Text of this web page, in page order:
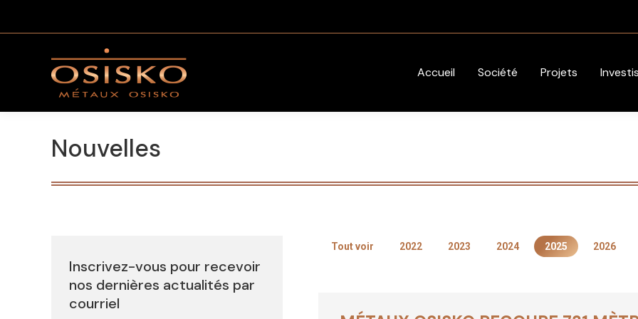
Accueil Société Projets
Nouvelles
Tout voir 2022 2023 2024 2025 2026
Inscrivez-vous pour recevoir
nos dernières actualités par
courriel